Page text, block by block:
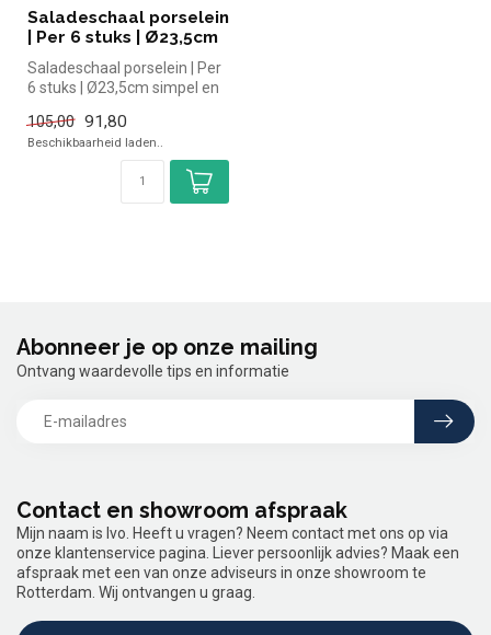
Saladeschaal porselein
| Per 6 stuks | Ø23,5cm
Saladeschaal porselein | Per
6 stuks | Ø23,5cm simpel en
105,00 91,80
Beschikbaarheid laden..
Contact en showroom afspraak
Mijn naam is Ivo. Heeft u vragen? Neem contact met ons op via
onze klantenservice pagina. Liever persoonlijk advies? Maak een
afspraak met een van onze adviseurs in onze showroom te
Rotterdam. Wij ontvangen u graag.
Abonneer je op onze mailing
Ontvang waardevolle tips en informatie